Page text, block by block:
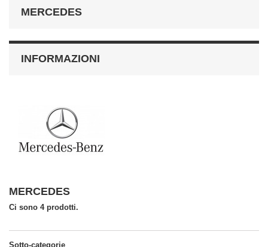
MERCEDES
INFORMAZIONI
MERCEDES
Ci sono 4 prodotti.
Sotto-categorie